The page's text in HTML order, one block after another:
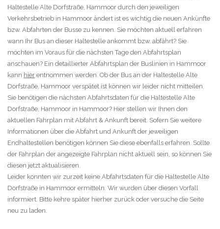
Haltestelle Alte Dorfstraße, Hammoor durch den jeweiligen
Verkehrsbetrieb in Hammoor ändert ist es wichtig die neuen Ankünfte
bzw. Abfahrten der Busse zu kennen. Sie möchten aktuell erfahren
wann Ihr Bus an dieser Haltestelle ankommt bzw. abfährt? Sie
möchten im Voraus für die nächsten Tage den Abfahrtsplan
anschauen? Ein detaillierter Abfahrtsplan der Buslinien in Hammoor
kann hier entnommen werden. Ob der Bus an der Haltestelle Alte
Dorfstraße, Hammoor verspätet ist können wir leider nicht mitteilen.
Sie benötigen die nächsten Abfahrtsdaten für die Haltestelle Alte
Dorfstraße, Hammoor in Hammoor? Hier stellen wir Ihnen den
aktuellen Fahrplan mit Abfahrt & Ankunft bereit. Sofern Sie weitere
Informationen über die Abfahrt und Ankunft der jeweiligen
Endhaltestellen benötigen können Sie diese ebenfalls erfahren. Sollte
der Fahrplan der angezeigte Fahrplan nicht aktuell sein, so können Sie
diesen jetzt aktualisieren.
Leider konnten wir zurzeit keine Abfahrtsdaten für die Haltestelle Alte
Dorfstraße in Hammoor ermitteln. Wir wurden über diesen Vorfall
informiert. Bitte kehre später hierher zurück oder versuche die Seite
neu zu laden.